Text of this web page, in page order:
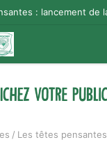
/ Les têtes pensantes